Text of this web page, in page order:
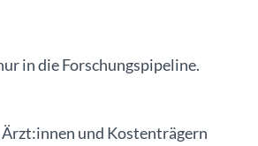
in die Forschungspipeline.
und Kostenträgern